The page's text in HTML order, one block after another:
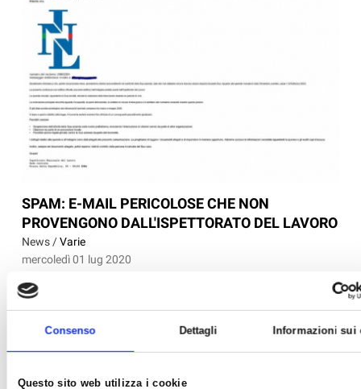
Consenso Dettagli Informazioni sui
Questo sito web utilizza i cookie
SPAM: E-MAIL PERICOLOSE CHE NON
PROVENGONO DALL'ISPETTORATO DEL LAVORO
News /Varie
mercoledì 01 lug 2020
Segnaliamo un nuovo attacco spam, con invio di messaggi di
posta elettronica alle aziende, legato all’emergenza sanitaria
l’Ispettorato del Lavoro, e nel messaggio include un allegato in
formato compresso .zip con...